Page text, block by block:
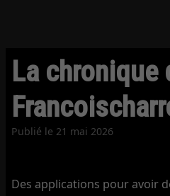
La chronique
Publié le 21 mai 2026
Des applications pour avoir